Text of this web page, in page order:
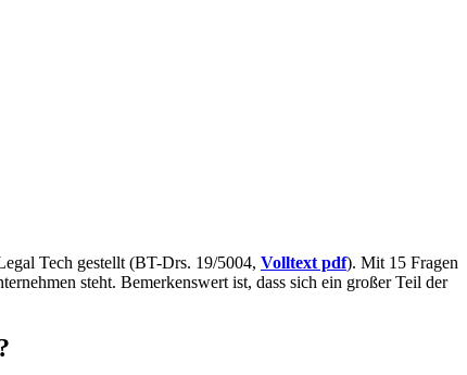
Tech gestellt (BT-Drs. 19/5004, Volltext pdf). Mit 15 Fragen
steht. Bemerkenswert ist, dass sich ein großer Teil der